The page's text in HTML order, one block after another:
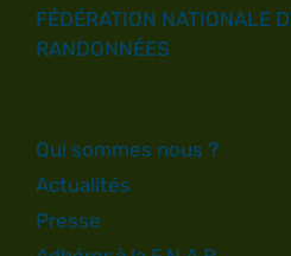
FÉDÉRATION NATIONALE
RANDONNÉES
Qui sommes nous ?
Actualités
Presse